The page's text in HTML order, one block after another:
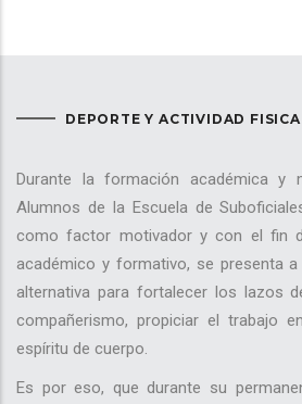
DEPORTE Y ACTIVIDAD FISICA
Durante la formación académica y
Alumnos de la Escuela de
como factor motivador y con el fin
académico y formativo, se presenta
alternativa para fortalecer los lazos
compañerismo, propiciar el trabajo
espíritu de cuerpo.
Es por eso, que durante su